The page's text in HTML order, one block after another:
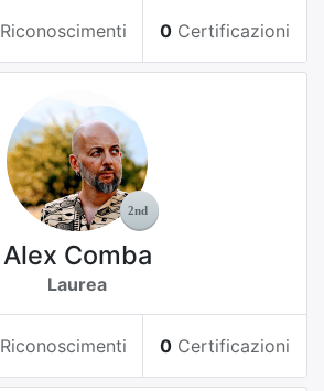
Riconoscimenti 0 Certificazioni
Alex Comba
Laurea
Riconoscimenti 0 Certificazioni